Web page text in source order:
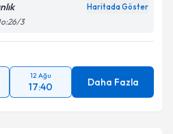
Haritada Göster
3
12 Ağu
17:40 Daha Fazla